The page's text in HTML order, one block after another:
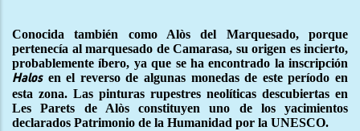
Conocida también como Alòs del Marquesado, porque
pertenecía al marquesado de Camarasa, su origen es incierto,
probablemente íbero, ya que se ha encontrado la inscripción
Halosen el reverso de algunas monedas de este período en
esta zona. Las pinturas rupestres neolíticas descubiertas en
Les Parets de Alòs constituyen uno de los yacimientos
declarados Patrimonio de la Humanidad por la UNESCO.